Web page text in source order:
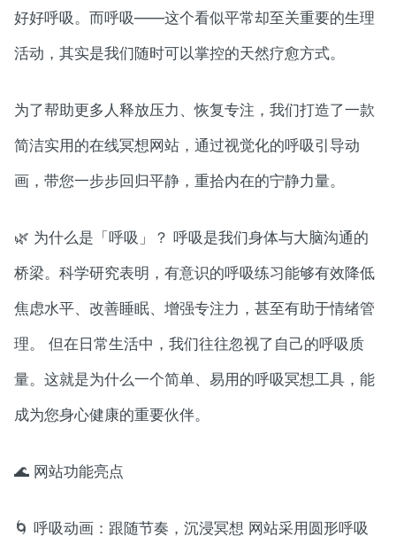
好好呼吸。而呼吸——这个看似平常却至关重要的生理
活动，其实是我们随时可以掌控的天然疗愈方式。
为了帮助更多人释放压力、恢复专注，我们打造了一款
简洁实用的在线冥想网站，通过视觉化的呼吸引导动
画，带您一步步回归平静，重拾内在的宁静力量。
🌿 为什么是「呼吸」？ 呼吸是我们身体与大脑沟通的
桥梁。科学研究表明，有意识的呼吸练习能够有效降低
焦虑水平、改善睡眠、增强专注力，甚至有助于情绪管
理。 但在日常生活中，我们往往忽视了自己的呼吸质
量。这就是为什么一个简单、易用的呼吸冥想工具，能
成为您身心健康的重要伙伴。
🌊 网站功能亮点
🌀 呼吸动画：跟随节奏，沉浸冥想 网站采用圆形呼吸